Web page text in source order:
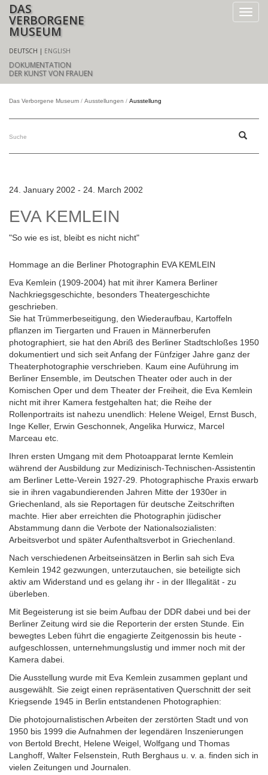
DAS
VERBORGENE
MUSEUM
DEUTSCH ENGLISH
DOKUMENTATION
DER KUNST VON FRAUEN
Das Verborgene Museum Ausstellungen Ausstellung
24. January 2002 - 24. March 2002
EVA KEMLEIN
"So wie es ist, bleibt es nicht nicht"
Hommage an die Berliner Photographin EVA KEMLEIN
Eva Kemlein (1909-2004) hat mit ihrer Kamera Berliner
Nachkriegsgeschichte, besonders Theatergeschichte
geschrieben.
Sie hat Trümmerbeseitigung, den Wiederaufbau, Kartoffeln
pflanzen im Tiergarten und Frauen in Männerberufen
photographiert, sie hat den Abriß des Berliner Stadtschloßes 1950
dokumentiert und sich seit Anfang der Fünfziger Jahre ganz der
Theaterphotographie verschrieben. Kaum eine Auführung im
Berliner Ensemble, im Deutschen Theater oder auch in der
Komischen Oper und dem Theater der Freiheit, die Eva Kemlein
nicht mit ihrer Kamera festgehalten hat; die Reihe der
Rollenportraits ist nahezu unendlich: Helene Weigel, Ernst Busch,
Inge Keller, Erwin Geschonnek, Angelika Hurwicz, Marcel
Marceau etc.
Ihren ersten Umgang mit dem Photoapparat lernte Kemlein
während der Ausbildung zur Medizinisch-Technischen-Assistentin
am Berliner Lette-Verein 1927-29. Photographische Praxis erwarb
sie in ihren vagabundierenden Jahren Mitte der 1930er in
Griechenland, als sie Reportagen für deutsche Zeitschriften
machte. Hier aber erreichten die Photographin jüdischer
Abstammung dann die Verbote der Nationalsozialisten:
Arbeitsverbot und später Aufenthaltsverbot in Griechenland.
Nach verschiedenen Arbeitseinsätzen in Berlin sah sich Eva
Kemlein 1942 gezwungen, unterzutauchen, sie beteiligte sich
aktiv am Widerstand und es gelang ihr - in der Illegalität - zu
überleben.
Mit Begeisterung ist sie beim Aufbau der DDR dabei und bei der
Berliner Zeitung wird sie die Reporterin der ersten Stunde. Ein
bewegtes Leben führt die engagierte Zeitgenossin bis heute -
aufgeschlossen, unternehmungslustig und immer noch mit der
Kamera dabei.
Die Ausstellung wurde mit Eva Kemlein zusammen geplant und
ausgewählt. Sie zeigt einen repräsentativen Querschnitt der seit
Kriegsende 1945 in Berlin entstandenen Photographien:
Die photojournalistischen Arbeiten der zerstörten Stadt und von
1950 bis 1999 die Aufnahmen der legendären Inszenierungen
von Bertold Brecht, Helene Weigel, Wolfgang und Thomas
Langhoff, Walter Felsenstein, Ruth Berghaus u. v. a. finden sich in
vielen Zeitungen und Journalen.